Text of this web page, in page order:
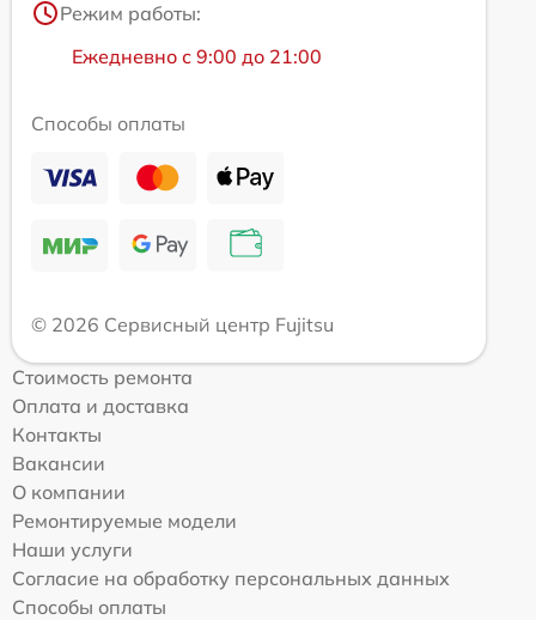
Режим работы:
Ежедневно с 9:00 до 21:00
Способы оплаты
© 2026 Сервисный центр Fujitsu
Стоимость ремонта
Оплата и доставка
Контакты
Вакансии
О компании
Ремонтируемые модели
Наши услуги
Согласие на обработку персональных данных
Способы оплаты